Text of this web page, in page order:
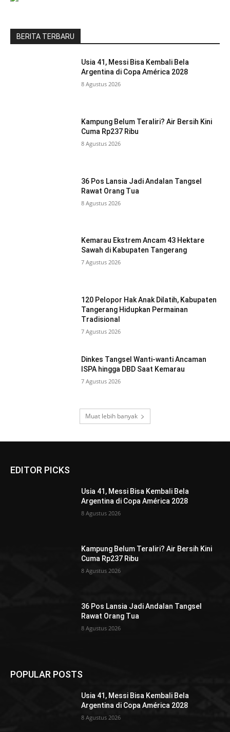
BERITA TERBARU
Usia 41, Messi Bisa Kembali Bela
Argentina di Copa América 2028
8 Agustus 2026
Kampung Belum Teraliri? Air Bersih Kini
Cuma Rp237 Ribu
8 Agustus 2026
36 Pos Lansia Jadi Andalan Tangsel
Rawat Orang Tua
8 Agustus 2026
Kemarau Ekstrem Ancam 43 Hektare
Sawah di Kabupaten Tangerang
7 Agustus 2026
120 Pelopor Hak Anak Dilatih, Kabupaten
Tangerang Hidupkan Permainan
Tradisional
7 Agustus 2026
Dinkes Tangsel Wanti-wanti Ancaman
ISPA hingga DBD Saat Kemarau
7 Agustus 2026
Muat lebih banyak
EDITOR PICKS
Usia 41, Messi Bisa Kembali Bela
Argentina di Copa América 2028
8 Agustus 2026
Kampung Belum Teraliri? Air Bersih Kini
Cuma Rp237 Ribu
8 Agustus 2026
36 Pos Lansia Jadi Andalan Tangsel
Rawat Orang Tua
8 Agustus 2026
POPULAR POSTS
Usia 41, Messi Bisa Kembali Bela
Argentina di Copa América 2028
8 Agustus 2026